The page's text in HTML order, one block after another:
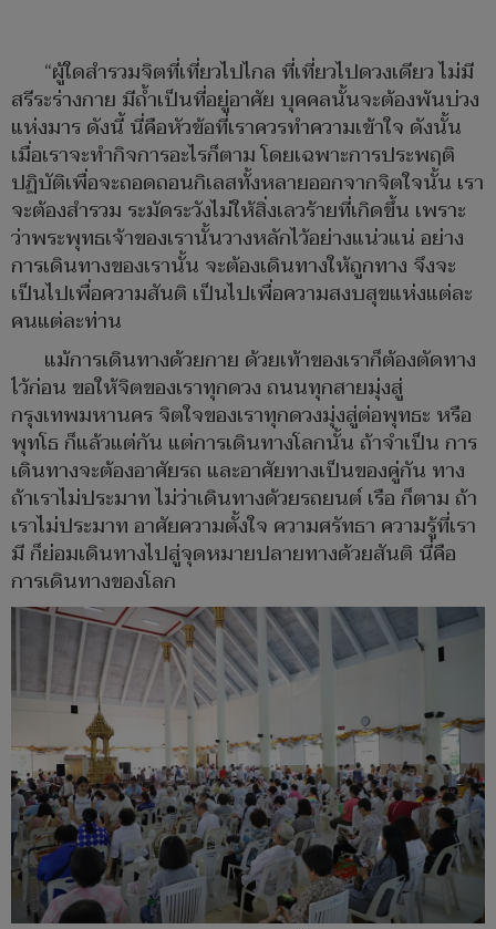
“ผู้ใดสำรวมจิตที่เที่ยวไปไกล ที่เที่ยวไปดวงเดียว ไม่มี
สรีระร่างกาย มีถ้ำเป็นที่อยู่อาศัย บุคคลนั้นจะต้องพ้นบ่วง
แห่งมาร ดังนี้ นี่คือหัวข้อที่เราควรทำความเข้าใจ ดังนั้น
เมื่อเราจะทำกิจการอะไรก็ตาม โดยเฉพาะการประพฤติ
ปฏิบัติเพื่อจะถอดถอนกิเลสทั้งหลายออกจากจิตใจนั้น เรา
จะต้องสำรวม ระมัดระวังไม่ให้สิ่งเลวร้ายที่เกิดขึ้น เพราะ
ว่าพระพุทธเจ้าของเรานั้นวางหลักไว้อย่างแน่วแน่ อย่าง
การเดินทางของเรานั้น จะต้องเดินทางให้ถูกทาง จึงจะ
เป็นไปเพื่อความสันติ เป็นไปเพื่อความสงบสุขแห่งแต่ละ
คนแต่ละท่าน
แม้การเดินทางด้วยกาย ด้วยเท้าของเราก็ต้องตัดทาง
ไว้ก่อน ขอให้จิตของเราทุกดวง ถนนทุกสายมุ่งสู่
กรุงเทพมหานคร จิตใจของเราทุกดวงมุ่งสู่ต่อพุทธะ หรือ
พุทโธ ก็แล้วแต่กัน แต่การเดินทางโลกนั้น ถ้าจำเป็น การ
เดินทางจะต้องอาศัยรถ และอาศัยทางเป็นของคู่กัน ทาง
ถ้าเราไม่ประมาท ไม่ว่าเดินทางด้วยรถยนต์ เรือ ก็ตาม ถ้า
เราไม่ประมาท อาศัยความตั้งใจ ความศรัทธา ความรู้ที่เรา
มี ก็ย่อมเดินทางไปสู่จุดหมายปลายทางด้วยสันติ นี่คือ
การเดินทางของโลก